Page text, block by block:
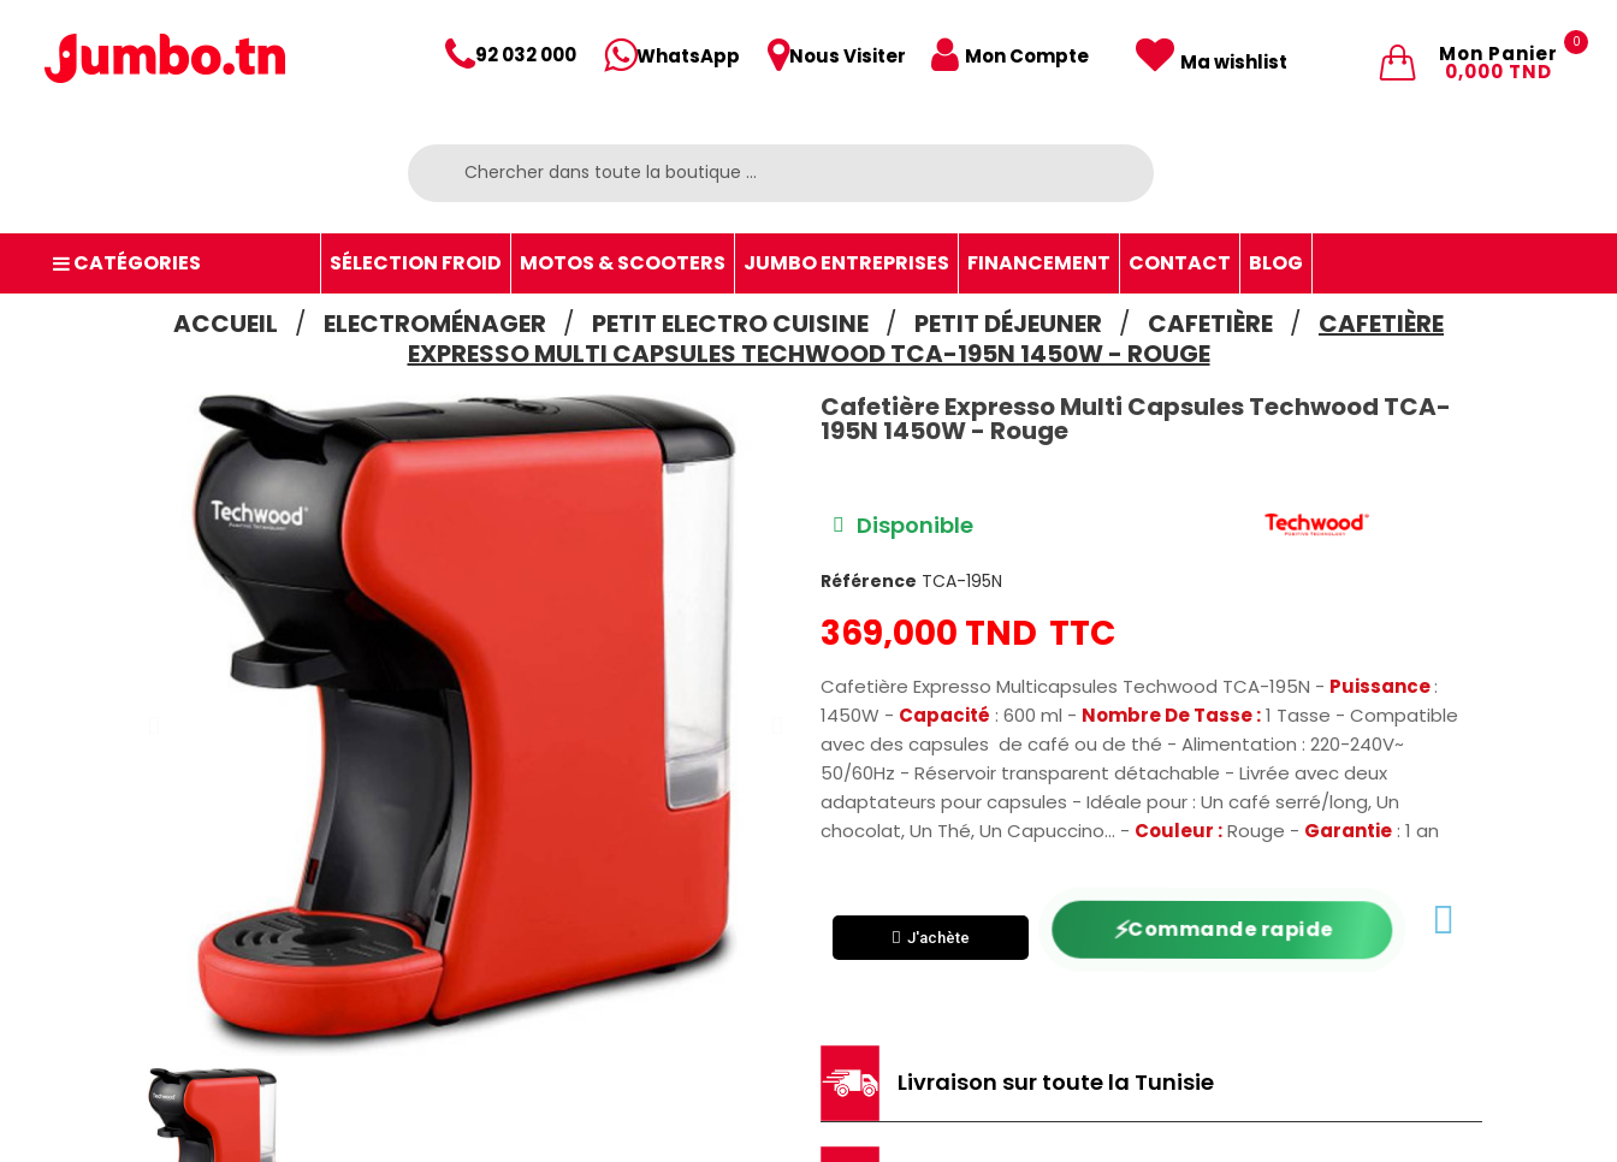
92 032 000 WhatsApp Nous Visiter
0
Mon Panier
0,000 TND
Mon Compte Ma wishlist
CATÉGORIES SÉLECTION FROID MOTOS & SCOOTERS JUMBO ENTREPRISES FINANCEMENT CONTACT BLOG
ACCUEIL ELECTROMÉNAGER PETIT ELECTRO CUISINE PETIT DÉJEUNER CAFETIÈRE
CAFETIÈRE
EXPRESSO MULTI CAPSULES TECHWOOD TCA-195N 1450W - ROUGE
Cafetière Expresso Multi Capsules Techwood TCA-
195N 1450W - Rouge
Disponible
Référence TCA-195N
369,000 TND TTC
Cafetière Expresso Multicapsules Techwood TCA-195N - Puissance:
1450W - Capacité : 600 ml - Nombre De Tasse :1 Tasse - Compatible
avec des capsules de café ou de thé - Alimentation : 220-240V~
50/60Hz - Réservoir transparent détachable - Livrée avec deux
adaptateurs pour capsules - Idéale pour : Un café serré/long, Un
chocolat, Un Thé, Un Capuccino... - Couleur :Rouge - Garantie : 1 an
J'achète ⚡Commande rapide
Livraison sur toute la Tunisie